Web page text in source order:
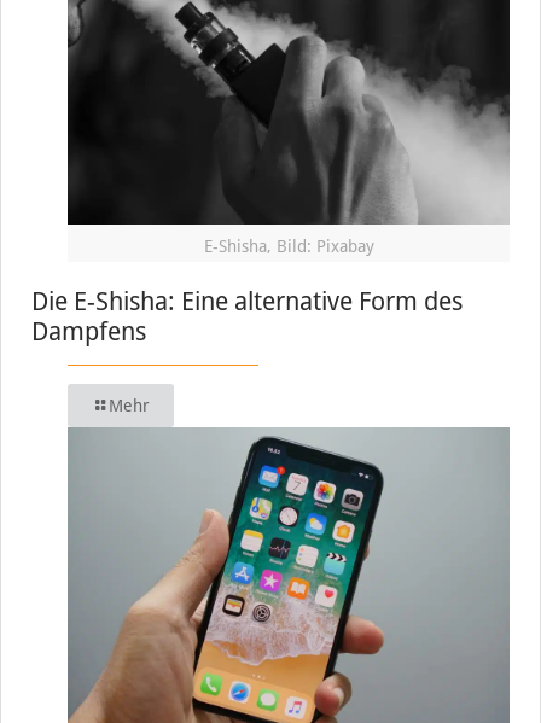
E-Shisha, Bild: Pixabay
Die E-Shisha: Eine alternative Form des
Dampfens
Mehr